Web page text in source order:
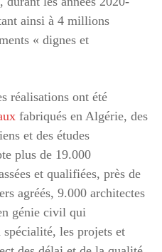
ainsi à 4 millions
« dignes et
réalisations ont été
fabriqués en Algérie, des
et des études
plus de 19.000
et qualifiées, près de
agréés, 9.000 architectes
génie civil qui
spécialité, les projets et